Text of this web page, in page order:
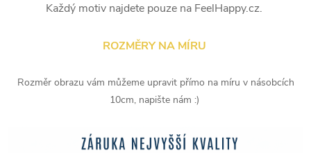
Každý motiv najdete pouze na FeelHappy.cz.
ROZMĚRY NA MÍRU
Rozměr obrazu vám můžeme upravit přímo na míru v násobcích
10cm, napište nám :)